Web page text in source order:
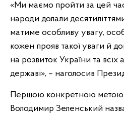
«Ми маємо пройти за цей
народи долали
матиме особливу увагу,
кожен прояв такої уваги й
на розвиток України та всіх
державі», – наголосив
Першою конкретною метою
Володимир Зеленський